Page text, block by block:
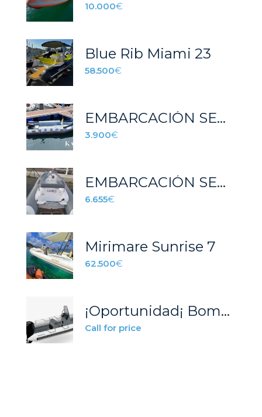
10.000€
Blue Rib Miami 23
58.500€
EMBARCACIÓN SEMIRRÍGIDA DUARRY SR-6NAR
3.900€
EMBARCACIÓN SEMIRRIGIDA AZURA 390 GRIS
6.655€
Mirimare Sunrise 7
62.500€
¡Oportunidad¡ Bombard 600 Explorer
Call for price